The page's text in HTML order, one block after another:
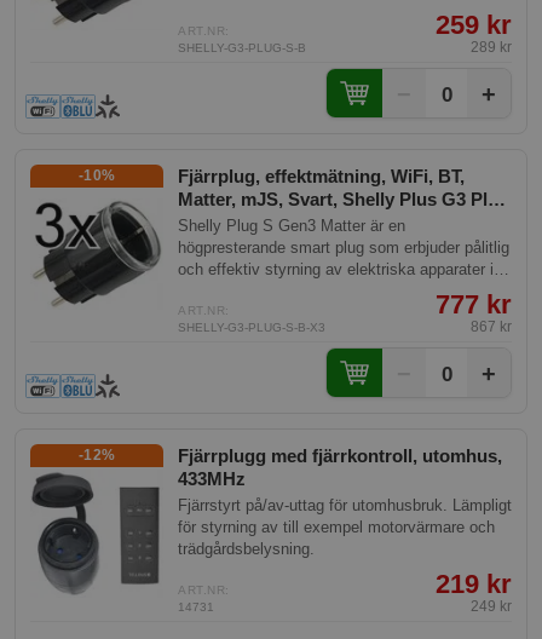
ditt smarta hem. Med sin Matter-kompatibilitet
är den lätt att integrera i olika smarta hem-
ekosystem, vilket garanterar en smidig och
framtidssäker anslutning för dina enheter.
ART.NR:
SHELLY-G3-PLUG-S-B
259 kr
289 kr
0 +
Fjärrplug, effektmätning, WiFi, BT,
Matter, mJS, Svart, Shelly Plus G3 Plug
S Black
-10%
Shelly Plug S Gen3 Matter är en
högpresterande smart plug som erbjuder pålitlig
och effektiv styrning av elektriska apparater i
ditt smarta hem. Med sin Matter-kompatibilitet
är den lätt att integrera i olika smarta hem-
ekosystem, vilket garanterar en smidig och
framtidssäker anslutning för dina enheter.
ART.NR:
SHELLY-G3-PLUG-S-B-X3
777 kr
867 kr
0 +
Fjärrplugg med fjärrkontroll, utomhus,
433MHz
-12%
Fjärrstyrt på/av-uttag för utomhusbruk. Lämpligt
för styrning av till exempel motorvärmare och
trädgårdsbelysning.
ART.NR:
14731
219 kr
249 kr